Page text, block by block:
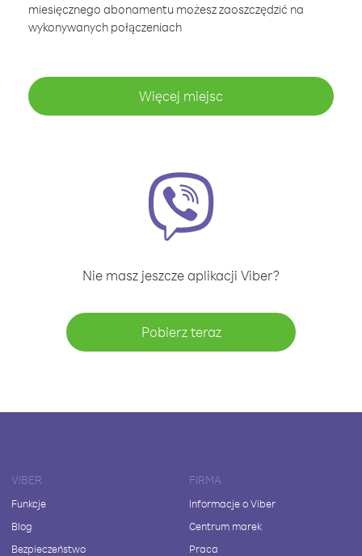
miesięcznego abonamentu możesz zaoszczędzić na
wykonywanych połączeniach
Więcej miejsc
Nie masz jeszcze aplikacji Viber?
Pobierz teraz
VIBER
Funkcje
Blog
Bezpieczeństwo
FIRMA
Informacje o Viber
Centrum marek
Praca